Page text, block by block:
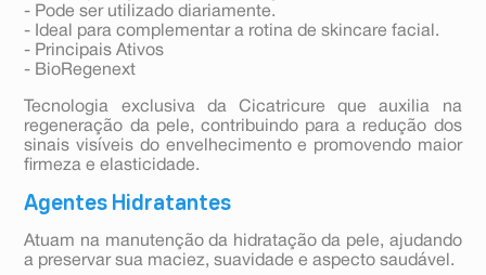
- Pode ser utilizado diariamente.
- Ideal para complementar a rotina de skincare facial.
- Principais Ativos
- BioRegenext
Tecnologia exclusiva da Cicatricure que auxilia na
regeneração da pele, contribuindo para a redução dos
sinais visíveis do envelhecimento e promovendo maior
firmeza e elasticidade.
Agentes Hidratantes
Atuam na manutenção da hidratação da pele, ajudando
a preservar sua maciez, suavidade e aspecto saudável.